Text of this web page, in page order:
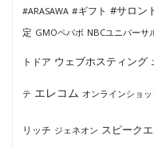
#ARASAWA #ギフト #サロン
定 GMOペパボ NBCユニバーサ
トドア ウェブホスティング
テ エレコム オンラインショ
リッチ ジェネオン スピーク